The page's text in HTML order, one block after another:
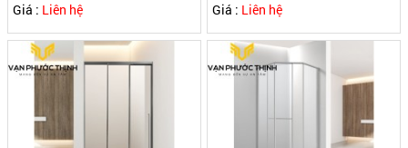
Giá : Liên hệ
Giá : Liên hệ